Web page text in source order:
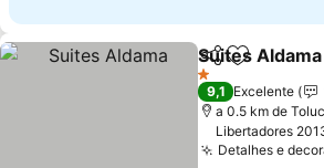
PartilharAdicionar
Suites Aldama
1 Estrelas
9,1 Excelente
a 0.5 km de
Libertadores
Detalhes e